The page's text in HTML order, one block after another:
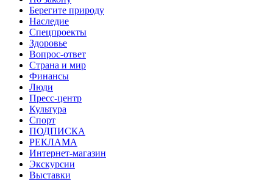
Берегите природу
Наследие
Спецпроекты
Здоровье
Вопрос-ответ
Страна и мир
Финансы
Люди
Пресс-центр
Культура
Спорт
ПОДПИСКА
РЕКЛАМА
Интернет-магазин
Экскурсии
Выставки